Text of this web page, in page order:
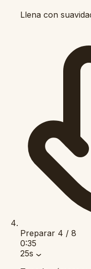
Llena con
Preparar 4 / 8
0:35
25s